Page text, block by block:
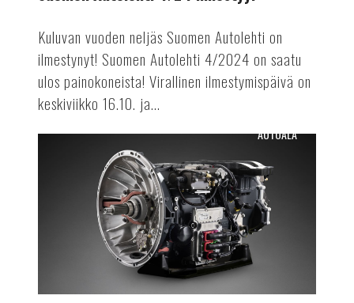
Kuluvan vuoden neljäs Suomen Autolehti on
ilmestynyt! Suomen Autolehti 4/2024 on saatu
ulos painokoneista! Virallinen ilmestymispäivä on
keskiviikko 16.10. ja...
autovalmistuksessa
AUTOALA